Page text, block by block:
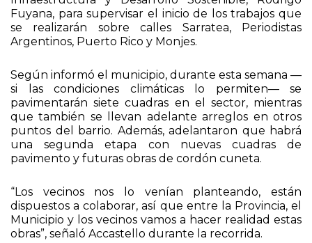
Fuyana, para supervisar el inicio de los trabajos que
se realizarán sobre calles Sarratea, Periodistas
Argentinos, Puerto Rico y Monjes.
Según informó el municipio, durante esta semana —
si las condiciones climáticas lo permiten— se
pavimentarán siete cuadras en el sector, mientras
que también se llevan adelante arreglos en otros
puntos del barrio. Además, adelantaron que habrá
una segunda etapa con nuevas cuadras de
pavimento y futuras obras de cordón cuneta.
“Los vecinos nos lo venían planteando, están
dispuestos a colaborar, así que entre la Provincia, el
Municipio y los vecinos vamos a hacer realidad estas
obras”, señaló Accastello durante la recorrida.